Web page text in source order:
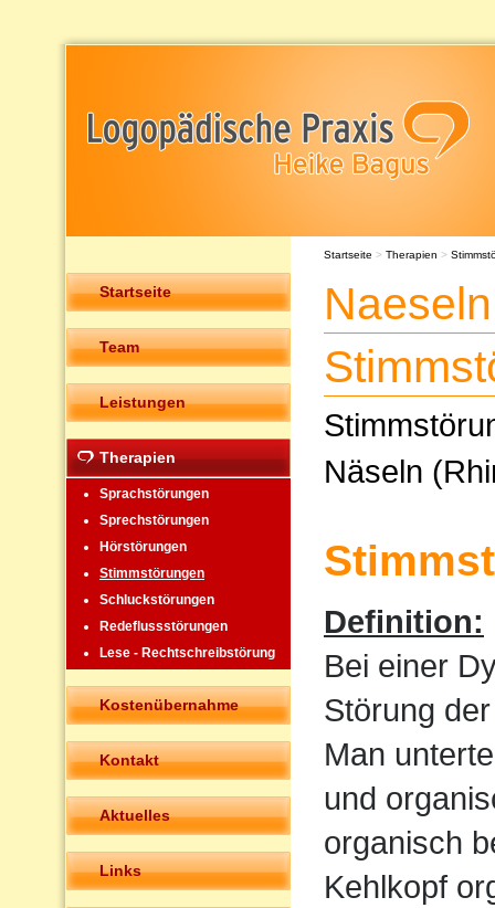
Startseite
Team
Leistungen
Therapien
Sprachstörungen
Sprechstörungen
Hörstörungen
Stimmstörungen
Schluckstörungen
Redeflussstörungen
Lese - Rechtschreibstörung
Kostenübernahme
Kontakt
Aktuelles
Links
Startseite > Therapien >
Näseln
Definition:
Bei einer
Störung
Man
und
organisch
Kehlkopf